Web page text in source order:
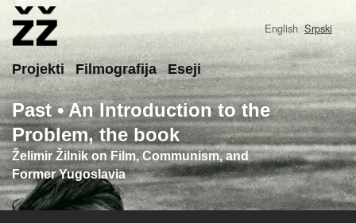
main
content
Main
Projekti Filmografija Eseji
English Srpski
Past • An Introduction to the
Problem, the book
Želimir Žilnik on Film, Communism, and
Former Yugoslavia